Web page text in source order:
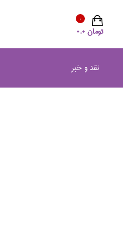
تومان 0.0
0
نقد و خبر